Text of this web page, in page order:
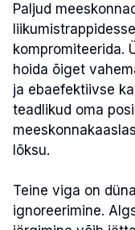
Paljud
kompromiteerida.
hoida õiget
ja ebaefektiivse
teadlikud oma
lõksu.
Teine viga on
ignoreerimine.